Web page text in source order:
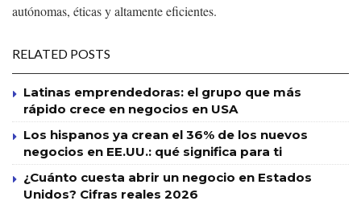
autónomas, éticas y altamente eficientes.
RELATED POSTS
Latinas emprendedoras: el grupo que más
rápido crece en negocios en USA
Los hispanos ya crean el 36% de los nuevos
negocios en EE.UU.: qué significa para ti
¿Cuánto cuesta abrir un negocio en Estados
Unidos? Cifras reales 2026